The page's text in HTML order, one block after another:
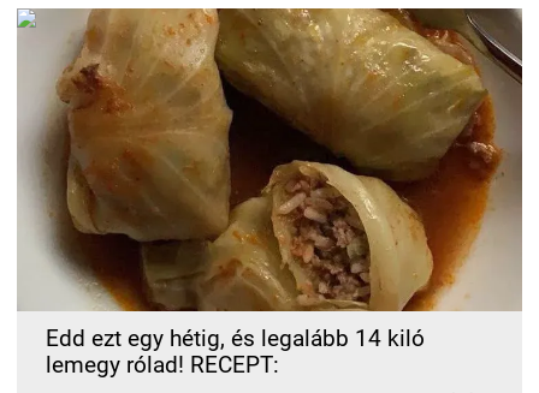
Edd ezt egy hétig, és legalább 14 kiló
lemegy rólad! RECEPT: